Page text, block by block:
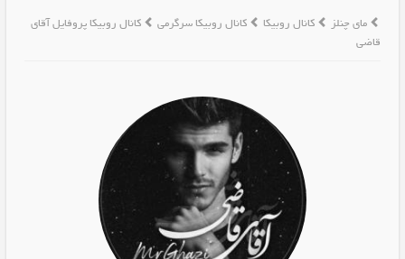
مای چنلز کانال روبیکا کانال روبیکا سرگرمی
کانال روبیکا پروفایل آقای
قاضی‌